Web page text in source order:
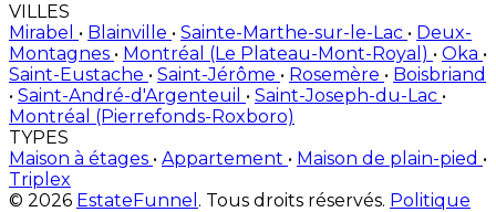
VILLES
Mirabel • Blainville • Sainte-Marthe-sur-le-Lac • Deux-
Montagnes • Montréal (Le Plateau-Mont-Royal) • Oka •
Saint-Eustache • Saint-Jérôme • Rosemère • Boisbriand
• Saint-André-d'Argenteuil • Saint-Joseph-du-Lac •
Montréal (Pierrefonds-Roxboro)
TYPES
Maison à étages • Appartement • Maison de plain-pied •
Triplex
© 2026 EstateFunnel . Tous droits réservés. Politique